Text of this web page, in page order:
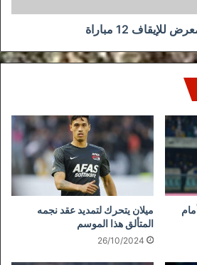
12 مباراة
ميلان يتحرك لتمديد عقد نجمه
المتألق هذا الموسم
26/10/2024